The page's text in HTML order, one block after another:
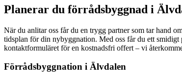
Planerar du förrådsbyggnad i
När du anlitar oss får du en trygg partner som tar hand
tidsplan för din nybyggnation. Med oss får du ett
kontaktformuläret för en kostnadsfri offert – vi
Förrådsbyggnation i Älvdalen